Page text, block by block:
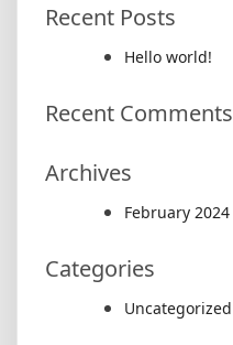
Recent Posts
Hello world!
Recent Comments
Archives
February 2024
Categories
Uncategorized